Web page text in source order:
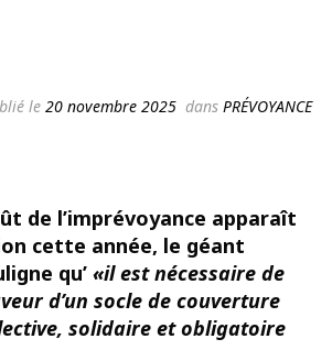
le 20 novembre 2025 dans PRÉVOYANCE
de l’imprévoyance apparaît
cette année, le géant
qu’ «il est nécessaire de
d’un socle de couverture
solidaire et obligatoire